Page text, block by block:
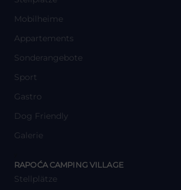
Mobilheime
Appartements
Sonderangebote
Sport
Gastro
Dog Friendly
Galerie
RAPOĆA CAMPING VILLAGE
Stellplätze